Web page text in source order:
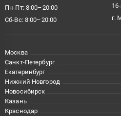
Пн-Пт: 8:00–20:00
Сб-Вс: 8:00–20:00
г.
Москва
Санкт-Петербург
Екатеринбург
Нижний Новгород
Новосибирск
Казань
Краснодар